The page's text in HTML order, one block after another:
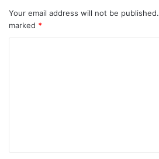
Your email address will not be published.
marked *
t